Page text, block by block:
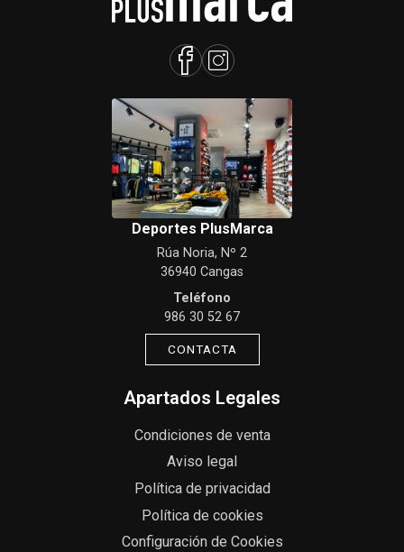
Deportes PlusMarca
Rúa Noria, Nº 2
36940 Cangas
Teléfono
986 30 52 67
CONTACTA
Apartados Legales
Condiciones de venta
Aviso legal
Política de privacidad
Política de cookies
Configuración de Cookies